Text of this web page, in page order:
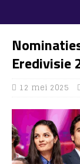
Eredivisie
12 mei 2025